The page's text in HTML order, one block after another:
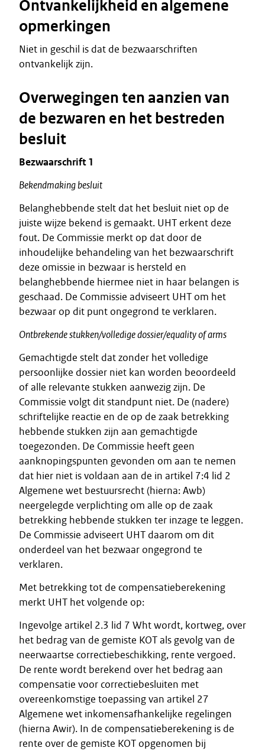
Ontvankelijkheid en algemene
opmerkingen
Niet in geschil is dat de bezwaarschriften
ontvankelijk zijn.
Overwegingen ten aanzien van
de bezwaren en het bestreden
besluit
Bezwaarschrift 1
Bekendmaking besluit
Belanghebbende stelt dat het besluit niet op de
juiste wijze bekend is gemaakt. UHT erkent deze
fout. De Commissie merkt op dat door de
inhoudelijke behandeling van het bezwaarschrift
deze omissie in bezwaar is hersteld en
belanghebbende hiermee niet in haar belangen is
geschaad. De Commissie adviseert UHT om het
bezwaar op dit punt ongegrond te verklaren.
Ontbrekende stukken/volledige dossier/equality of arms
Gemachtigde stelt dat zonder het volledige
persoonlijke dossier niet kan worden beoordeeld
of alle relevante stukken aanwezig zijn. De
Commissie volgt dit standpunt niet. De (nadere)
schriftelijke reactie en de op de zaak betrekking
hebbende stukken zijn aan gemachtigde
toegezonden. De Commissie heeft geen
aanknopingspunten gevonden om aan te nemen
dat hier niet is voldaan aan de in artikel 7:4 lid 2
Algemene wet bestuursrecht (hierna: Awb)
neergelegde verplichting om alle op de zaak
betrekking hebbende stukken ter inzage te leggen.
De Commissie adviseert UHT daarom om dit
onderdeel van het bezwaar ongegrond te
verklaren.
Met betrekking tot de compensatieberekening
merkt UHT het volgende op:
Ingevolge artikel 2.3 lid 7 Wht wordt, kortweg, over
het bedrag van de gemiste KOT als gevolg van de
neerwaartse correctiebeschikking, rente vergoed.
De rente wordt berekend over het bedrag aan
compensatie voor correctiebesluiten met
overeenkomstige toepassing van artikel 27
Algemene wet inkomensafhankelijke regelingen
(hierna Awir). In de compensatieberekening is de
rente over de gemiste KOT opgenomen bij